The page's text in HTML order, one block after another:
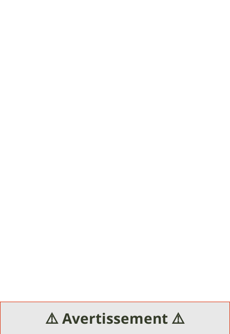
⚠️ Avertissement ⚠️